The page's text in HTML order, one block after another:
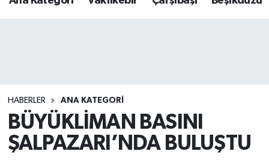
HABERLER ANA KATEGORI
BÜYÜKLİMAN BASINI
ŞALPAZARI’NDA BULUŞTU
Haber Arşivi